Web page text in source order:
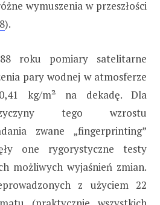
wymuszenia w przeszłości
).
roku pomiary satelitarne
pary wodnej w atmosferze
kg/m² na dekadę. Dla
tego wzrostu
zwane „fingerprinting”
one rygorystyczne testy
możliwych wyjaśnień zmian.
z użyciem 22